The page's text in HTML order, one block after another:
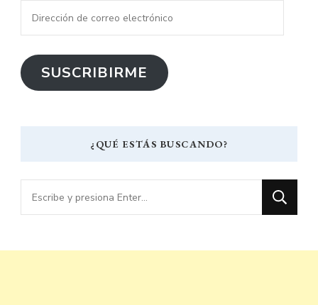
Dirección
de
correo
electrónico
SUSCRIBIRME
¿QUÉ ESTÁS BUSCANDO?
¿Buscas
algo?